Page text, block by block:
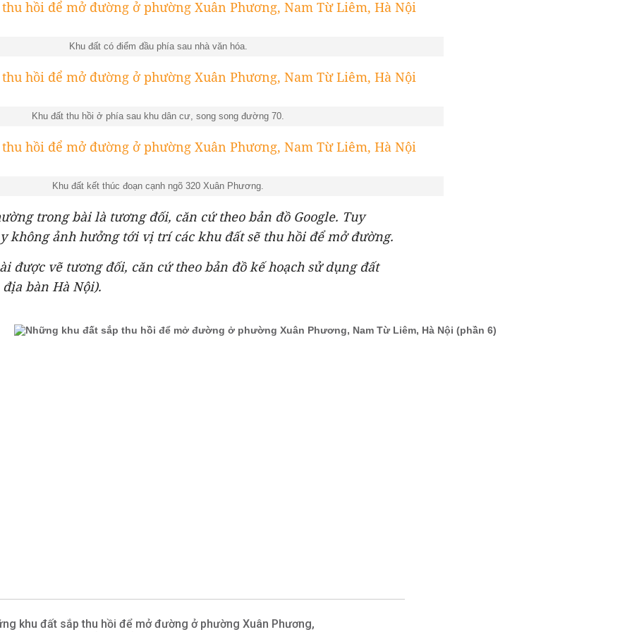
Khu đất có điểm đầu phía sau nhà văn hóa.
Khu đất thu hồi ở phía sau khu dân cư, song song đường 70.
Khu đất kết thúc đoạn cạnh ngõ 320 Xuân Phương.
trong bài là tương đối, căn cứ theo bản đồ Google. Tuy
không ảnh hưởng tới vị trí các khu đất sẽ thu hồi để mở đường.
được vẽ tương đối, căn cứ theo bản đồ kế hoạch sử dụng đất
bàn Hà Nội).
khu đất sắp thu hồi để mở đường ở phường Xuân Phương,